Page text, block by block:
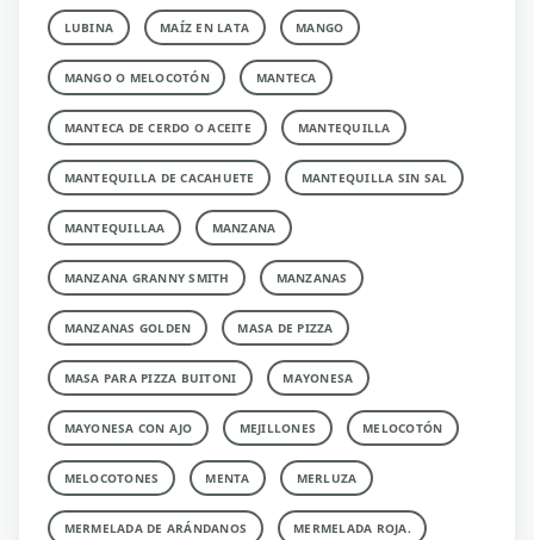
LUBINA MAÍZ EN LATA MANGO
MANGO O MELOCOTÓN MANTECA
MANTECA DE CERDO O ACEITE MANTEQUILLA
MANTEQUILLA DE CACAHUETE MANTEQUILLA SIN SAL
MANTEQUILLAA MANZANA
MANZANA GRANNY SMITH MANZANAS
MANZANAS GOLDEN MASA DE PIZZA
MASA PARA PIZZA BUITONI MAYONESA
MAYONESA CON AJO MEJILLONES MELOCOTÓN
MELOCOTONES MENTA MERLUZA
MERMELADA DE ARÁNDANOS MERMELADA ROJA.